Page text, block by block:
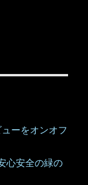
ーをオンオフ
心安全の緑の